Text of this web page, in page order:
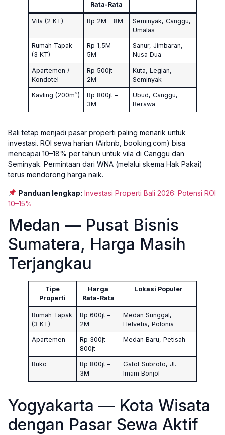
Rata-Rata
Vila (2 KT) Rp 2M – 8M
Seminyak, Canggu,
Umalas
Rumah Tapak
(3 KT)
Rp 1,5M –
5M
Sanur, Jimbaran,
Nusa Dua
Apartemen /
Kondotel
Rp 500jt –
2M
Kuta, Legian,
Seminyak
Kavling (200m²)
Rp 800jt –
3M
Ubud, Canggu,
Berawa
Bali tetap menjadi pasar properti paling menarik untuk
investasi. ROI sewa harian (Airbnb, booking.com) bisa
mencapai 10–18% per tahun untuk vila di Canggu dan
Seminyak. Permintaan dari WNA (melalui skema Hak Pakai)
terus mendorong harga naik.
Panduan lengkap: Investasi Properti Bali 2026: Potensi ROI
10–15%
Medan — Pusat Bisnis
Sumatera, Harga Masih
Terjangkau
Tipe
Properti
Harga
Rata-Rata
Lokasi Populer
Rumah Tapak
(3 KT)
Rp 600jt –
2M
Medan Sunggal,
Helvetia, Polonia
Apartemen
Rp 300jt –
800jt
Medan Baru, Petisah
Ruko
Rp 800jt –
3M
Gatot Subroto, Jl.
Imam Bonjol
Yogyakarta — Kota Wisata
dengan Pasar Sewa Aktif